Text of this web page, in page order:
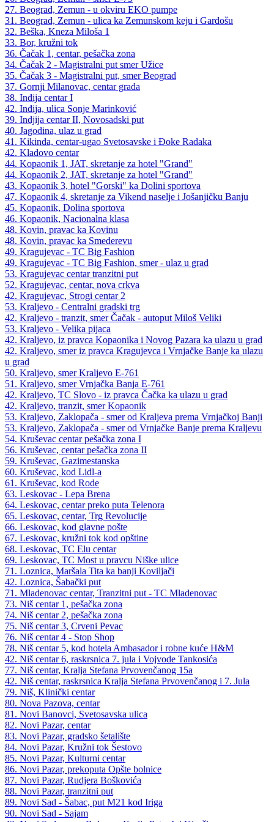
27. Beograd, Zemun - u okviru EKO pumpe
31. Beograd, Zemun - ulica ka Zemunskom keju i Gardošu
32. Beška, Kneza Miloša 1
33. Bor, kružni tok
36. Čačak 1, centar, pešačka zona
34. Čačak 2 - Magistralni put smer Užice
35. Čačak 3 - Magistralni put, smer Beograd
37. Gornji Milanovac, centar grada
38. Inđija centar I
42. Inđija, ulica Sonje Marinković
39. Indjija centar II, Novosadski put
40. Jagodina, ulaz u grad
41. Kikinda, centar-ugao Svetosavske i Đoke Radaka
42. Kladovo centar
44. Kopaonik 1, JAT, skretanje za hotel "Grand"
44. Kopaonik 2, JAT, skretanje za hotel "Grand"
43. Kopaonik 3, hotel "Gorski" ka Dolini sportova
47. Kopaonik 4, skretanje za Vikend naselje i Jošanjičku Banju
45. Kopaonik, Dolina sportova
46. Kopaonik, Nacionalna klasa
48. Kovin, pravac ka Kovinu
48. Kovin, pravac ka Smederevu
49. Kragujevac - TC Big Fashion
49. Kragujevac - TC Big Fashion, smer - ulaz u grad
53. Kragujevac centar tranzitni put
52. Kragujevac, centar, nova crkva
42. Kragujevac, Strogi centar 2
53. Kraljevo - Centralni gradski trg
42. Kraljevo - tranzit, smer Čačak - autoput Miloš Veliki
53. Kraljevo - Velika pijaca
42. Kraljevo, iz pravca Kopaonika i Novog Pazara ka ulazu u grad
42. Kraljevo, smer iz pravca Kragujevca i Vrnjačke Banje ka ulazu
u grad
50. Kraljevo, smer Kraljevo E-761
51. Kraljevo, smer Vrnjačka Banja E-761
42. Kraljevo, TC Slovo - iz pravca Čačka ka ulazu u grad
42. Kraljevo, tranzit, smer Kopaonik
53. Kraljevo, Zaklopača - smer od Kraljeva prema Vrnjačkoj Banji
53. Kraljevo, Zaklopača - smer od Vrnjačke Banje prema Kraljevu
54. Kruševac centar pešačka zona I
56. Kruševac, centar pešačka zona II
59. Kruševac, Gazimestanska
60. Kruševac, kod Lidl-a
61. Kruševac, kod Rode
63. Leskovac - Lepa Brena
64. Leskovac, centar preko puta Telenora
65. Leskovac, centar, Trg Revolucije
66. Leskovac, kod glavne pošte
67. Leskovac, kružni tok kod opštine
68. Leskovac, TC Elu centar
69. Leskovac, TC Most u pravcu Niške ulice
71. Loznica, Maršala Tita ka banji Koviljači
42. Loznica, Šabački put
71. Mladenovac centar, Tranzitni put - TC Mladenovac
73. Niš centar 1, pešačka zona
74. Niš centar 2, pešačka zona
75. Niš centar 3, Crveni Pevac
76. Niš centar 4 - Stop Shop
78. Niš centar 5, kod hotela Ambasador i robne kuće H&M
42. Niš centar 6, raskrsnica 7. jula i Vojvode Tankosića
77. Niš centar, Kralja Stefana Prvovenčanog 15a
42. Niš centar, raskrsnica Kralja Stefana Prvovenčanog i 7. Jula
79. Niš, Klinički centar
80. Nova Pazova, centar
81. Novi Banovci, Svetosavska ulica
82. Novi Pazar, centar
83. Novi Pazar, gradsko šetalište
84. Novi Pazar, Kružni tok Šestovo
85. Novi Pazar, Kulturni centar
86. Novi Pazar, prekoputa Opšte bolnice
87. Novi Pazar, Rudjera Boškovića
88. Novi Pazar, tranzitni put
89. Novi Sad - Šabac, put M21 kod Iriga
90. Novi Sad - Sajam